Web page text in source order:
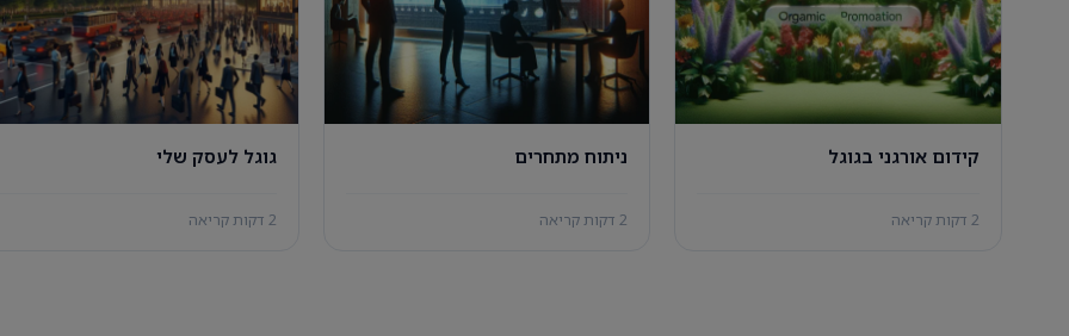
קידום אורגני בגוגל
2 דקות קריאה
ניתוח מתחרים
2 דקות קריאה
גוגל לעסק שלי
2 דקות קריאה